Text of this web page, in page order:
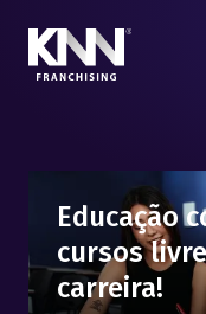
Educação
cursos
carreira!